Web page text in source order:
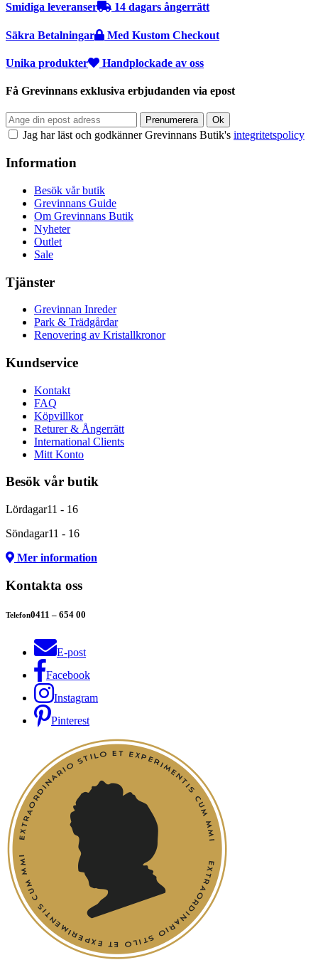
Smidiga leveranser 14 dagars ångerrätt
Säkra Betalningar Med Kustom Checkout
Unika produkter Handplockade av oss
Få Grevinnans exklusiva erbjudanden via epost
Jag har läst och godkänner Grevinnans Butik's integritetspolicy
Information
Besök vår butik
Grevinnans Guide
Om Grevinnans Butik
Nyheter
Outlet
Sale
Tjänster
Grevinnan Inreder
Park & Trädgårdar
Renovering av Kristallkronor
Kundservice
Kontakt
FAQ
Köpvillkor
Returer & Ångerrätt
International Clients
Mitt Konto
Besök vår butik
Lördagar11 - 16
Söndagar11 - 16
Mer information
Kontakta oss
Telefon0411 – 654 00
E-post
Facebook
Instagram
Pinterest